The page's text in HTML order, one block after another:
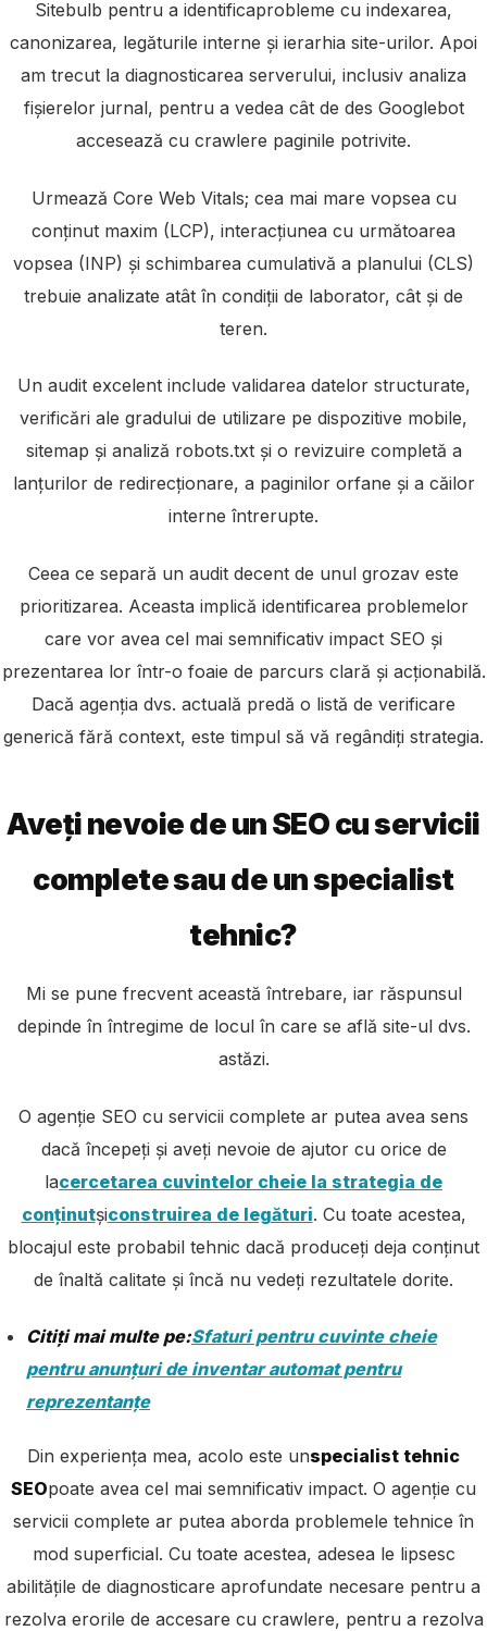
Sitebulb pentru a identificaprobleme cu indexarea,
canonizarea, legăturile interne și ierarhia site-urilor. Apoi
am trecut la diagnosticarea serverului, inclusiv analiza
fișierelor jurnal, pentru a vedea cât de des Googlebot
accesează cu crawlere paginile potrivite.
Urmează Core Web Vitals; cea mai mare vopsea cu
conținut maxim (LCP), interacțiunea cu următoarea
vopsea (INP) și schimbarea cumulativă a planului (CLS)
trebuie analizate atât în ​​condiții de laborator, cât și de
teren.
Un audit excelent include validarea datelor structurate,
verificări ale gradului de utilizare pe dispozitive mobile,
sitemap și analiză robots.txt și o revizuire completă a
lanțurilor de redirecționare, a paginilor orfane și a căilor
interne întrerupte.
Ceea ce separă un audit decent de unul grozav este
prioritizarea. Aceasta implică identificarea problemelor
care vor avea cel mai semnificativ impact SEO și
prezentarea lor într-o foaie de parcurs clară și acționabilă.
Dacă agenția dvs. actuală predă o listă de verificare
generică fără context, este timpul să vă regândiți strategia.
Aveți nevoie de un SEO cu servicii
complete sau de un specialist
tehnic?
Mi se pune frecvent această întrebare, iar răspunsul
depinde în întregime de locul în care se află site-ul dvs.
astăzi.
O agenție SEO cu servicii complete ar putea avea sens
dacă începeți și aveți nevoie de ajutor cu orice de
lacercetarea cuvintelor cheie la strategia de
conținutșiconstruirea de legături. Cu toate acestea,
blocajul este probabil tehnic dacă produceți deja conținut
de înaltă calitate și încă nu vedeți rezultatele dorite.
Citiți mai multe pe:Sfaturi pentru cuvinte cheie
pentru anunțuri de inventar automat pentru
reprezentanțe
Din experiența mea, acolo este unspecialist tehnic
SEOpoate avea cel mai semnificativ impact. O agenție cu
servicii complete ar putea aborda problemele tehnice în
mod superficial. Cu toate acestea, adesea le lipsesc
abilitățile de diagnosticare aprofundate necesare pentru a
rezolva erorile de accesare cu crawlere, pentru a rezolva